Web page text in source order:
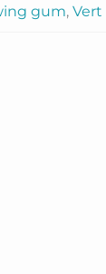
gum,Vert